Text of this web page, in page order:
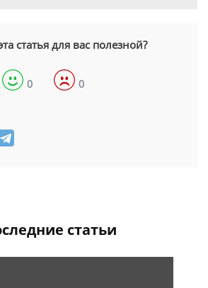
статья для вас полезной?
0 0
статьи